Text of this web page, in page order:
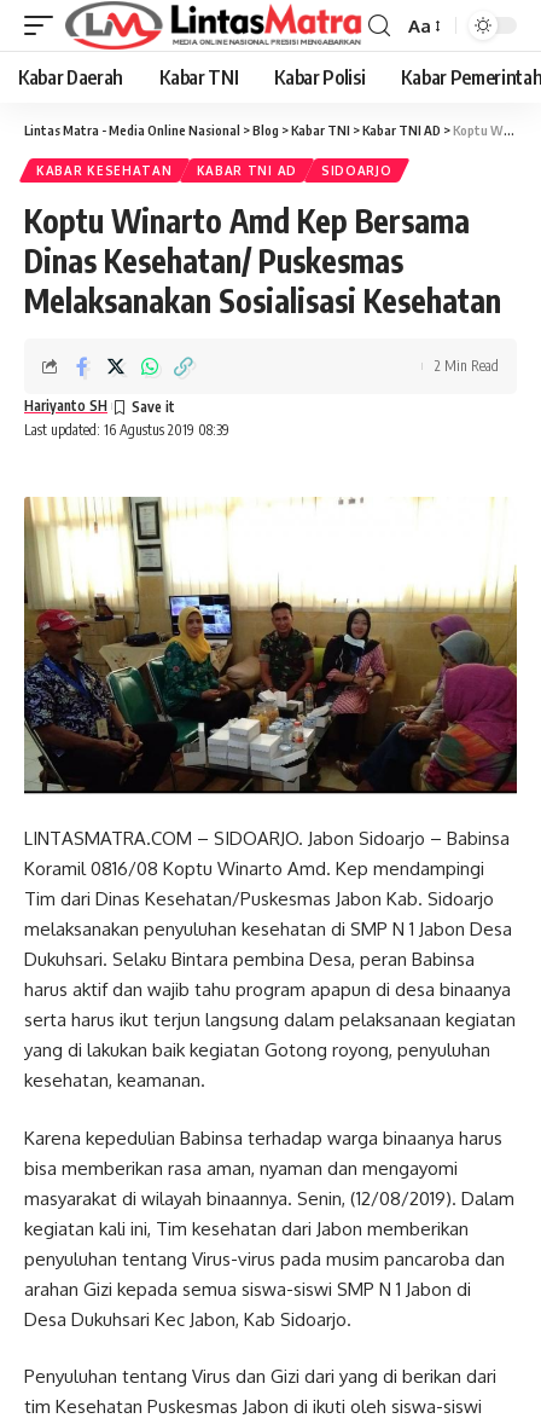
Font
Resizer
Aa
Kabar Daerah Kabar TNI Kabar Polisi Kabar
Lintas Matra - Media Online Nasional >Blog >Kabar TNI >Kabar TNI AD >Koptu Winarto Amd Kep Bersama Dinas Kesehatan/ Puskesmas Melaksanakan Sosialisasi Kesehatan
KABAR KESEHATAN KABAR TNI AD SIDOARJO
Koptu Winarto Amd Kep Bersama
Dinas Kesehatan/ Puskesmas
Melaksanakan Sosialisasi Kesehatan
Last updated: 16 Agustus 2019 08:39
Hariyanto SH
2 Min Read
LINTASMATRA.COM – SIDOARJO. Jabon Sidoarjo – Babinsa
Koramil 0816/08 Koptu Winarto Amd. Kep mendampingi
Tim dari Dinas Kesehatan/Puskesmas Jabon Kab. Sidoarjo
melaksanakan penyuluhan kesehatan di SMP N 1 Jabon Desa
Dukuhsari. Selaku Bintara pembina Desa, peran Babinsa
harus aktif dan wajib tahu program apapun di desa binaanya
serta harus ikut terjun langsung dalam pelaksanaan kegiatan
yang di lakukan baik kegiatan Gotong royong, penyuluhan
kesehatan, keamanan.
Karena kepedulian Babinsa terhadap warga binaanya harus
bisa memberikan rasa aman, nyaman dan mengayomi
masyarakat di wilayah binaannya. Senin, (12/08/2019). Dalam
kegiatan kali ini, Tim kesehatan dari Jabon memberikan
penyuluhan tentang Virus-virus pada musim pancaroba dan
arahan Gizi kepada semua siswa-siswi SMP N 1 Jabon di
Desa Dukuhsari Kec Jabon, Kab Sidoarjo.
Penyuluhan tentang Virus dan Gizi dari yang di berikan dari
tim Kesehatan Puskesmas Jabon di ikuti oleh siswa-siswi